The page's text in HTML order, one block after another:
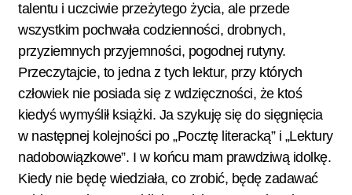
talentu i uczciwie przeżytego życia, ale przede
wszystkim pochwała codzienności, drobnych,
przyziemnych przyjemności, pogodnej rutyny.
Przeczytajcie, to jedna z tych lektur, przy których
człowiek nie posiada się z wdzięczności, że ktoś
kiedyś wymyślił książki. Ja szykuję się do sięgnięcia
w następnej kolejności po „Pocztę literacką” i „Lektury
nadobowiązkowe”. I w końcu mam prawdziwą idolkę.
Kiedy nie będę wiedziała, co zrobić, będę zadawać